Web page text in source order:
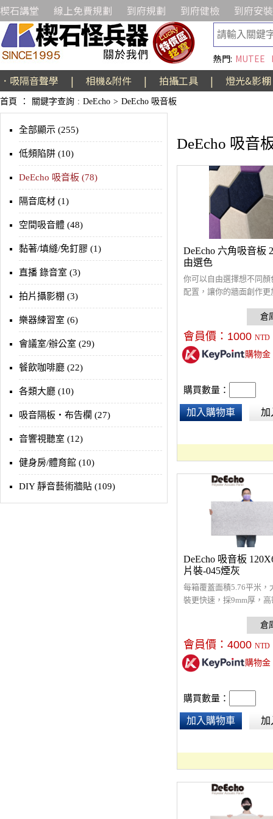
楔石講堂 線上免費規劃 到府規劃 到府健檢 到府安裝
熱門: MUTEE
．吸隔音聲學 | 相機&附件 | 拍攝工具 | 燈光&影棚
首頁 ： 關鍵字查詢 : DeEcho > DeEcho 吸音板
全部顯示 (255)
低頻陷阱 (10)
DeEcho 吸音板 (78)
隔音底材 (1)
空間吸音體 (48)
黏著/填縫/免釘膠 (1)
直播 錄音室 (3)
拍片攝影棚 (3)
樂器練習室 (6)
會議室/辦公室 (29)
餐飲咖啡廳 (22)
各類大廳 (10)
吸音隔板‧布告欄 (27)
音響視聽室 (12)
健身房/體育館 (10)
DIY 靜音藝術牆貼 (109)
DeEcho 吸音
DeEcho 六角吸音板
由選色
你可以自由選擇想不同顏
配置，讓你的牆面創作更
裝，內附無痕雙面膠，
0.63平米，立體導角，吸
7.7。
會員價： 1000 NTD
購物金
購買數量：
加入購物車 加
DeEcho 吸音板
片裝-045煙灰
每箱覆蓋面積5.76平米，
裝更快速，採9mm厚，
，改善室內回音問題，
原絲防焰，通過環保及
(內有面積耗材及工資計
會員價： 4000 NTD
購物金
購買數量：
加入購物車 加